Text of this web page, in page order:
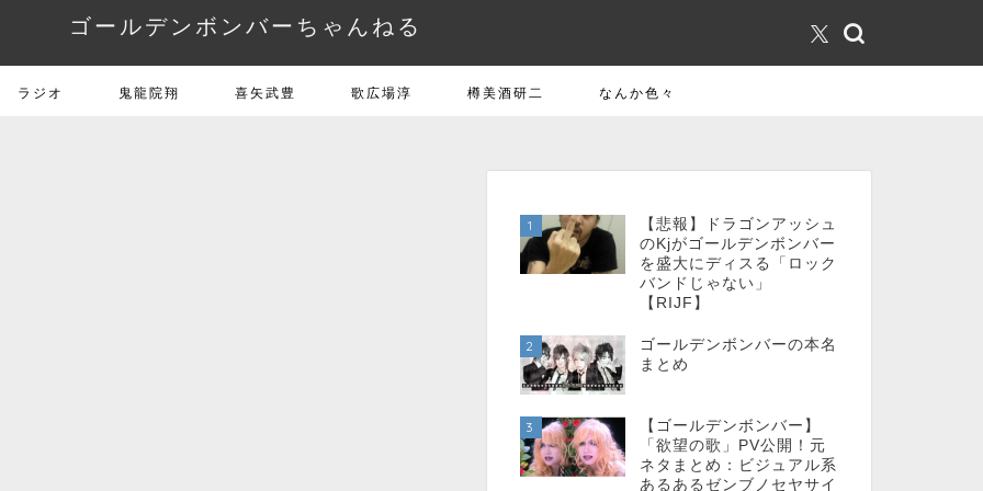
ゴールデンボンバーちゃんねる
ラジオ 鬼龍院翔 喜矢武豊 歌広場淳 樽美酒研二 なんか色々
1
【悲報】ドラゴンアッシュ
のKjがゴールデンボンバー
を盛大にディスる「ロック
バンドじゃない」
【RIJF】
2
ゴールデンボンバーの本名
まとめ
3
【ゴールデンボンバー】
「欲望の歌」PV公開！元
ネタまとめ：ビジュアル系
あるあるゼンブノセヤサイ